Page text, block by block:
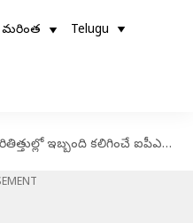
మరింత Telugu
ఇబ్బంది కలిగించే ఐపీఎఫ్ వ్యాధి లక్షణాలు, కారణాలు, ట్రీట్మెంట్